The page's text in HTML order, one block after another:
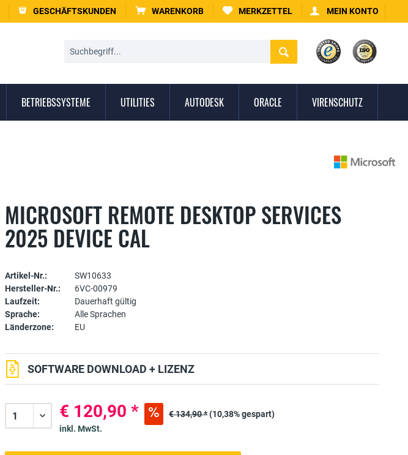
GESCHÄFTSKUNDEN WARENKORB MERKZETTEL MEIN KONTO
BETRIEBSSYSTEME UTILITIES AUTODESK ORACLE VIRENSCHUTZ
MICROSOFT REMOTE DESKTOP SERVICES
2025 DEVICE CAL
Artikel-Nr.:
SW10633
Hersteller-Nr.:
6VC-00979
Laufzeit:
Dauerhaft gültig
Sprache:
Alle Sprachen
Länderzone:
EU
SOFTWARE DOWNLOAD + LIZENZ
€ 120,90 * € 134,90 *(10,38% gespart)
inkl. MwSt.